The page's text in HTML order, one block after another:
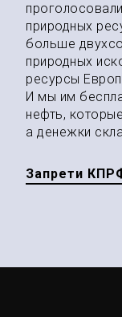
природных
больше
природных
ресурсы
И мы им
нефть,
а денежки
Запрети